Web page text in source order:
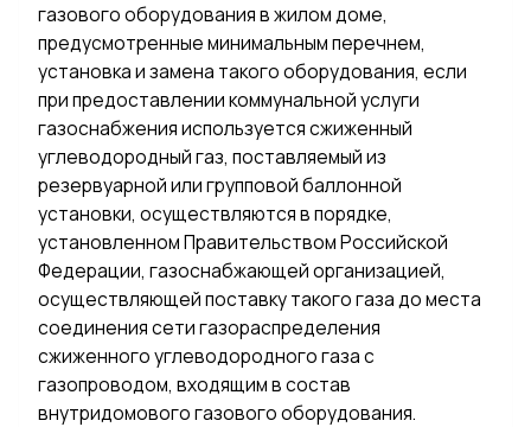
газового оборудования в жилом доме,
предусмотренные минимальным перечнем,
установка и замена такого оборудования, если
при предоставлении коммунальной услуги
газоснабжения используется сжиженный
углеводородный газ, поставляемый из
резервуарной или групповой баллонной
установки, осуществляются в порядке,
установленном Правительством Российской
Федерации, газоснабжающей организацией,
осуществляющей поставку такого газа до места
соединения сети газораспределения
сжиженного углеводородного газа с
газопроводом, входящим в состав
внутридомового газового оборудования.